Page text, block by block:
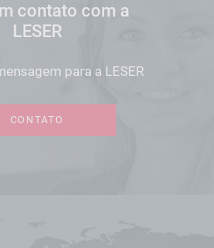
contato com a
LESER
para a LESER
CONTATO